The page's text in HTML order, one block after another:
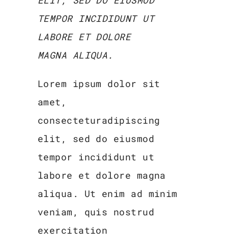
TEMPOR INCIDIDUNT UT
LABORE ET DOLORE
MAGNA ALIQUA.
Lorem ipsum dolor sit
amet,
consecteturadipiscing
elit, sed do eiusmod
tempor incididunt ut
labore et dolore magna
aliqua. Ut enim ad minim
veniam, quis nostrud
exercitation